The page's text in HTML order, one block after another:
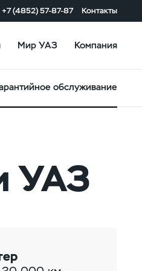
+7 (4852) 57-87-87 Контакты
Мир УАЗ Компания
обслуживание
УАЗ